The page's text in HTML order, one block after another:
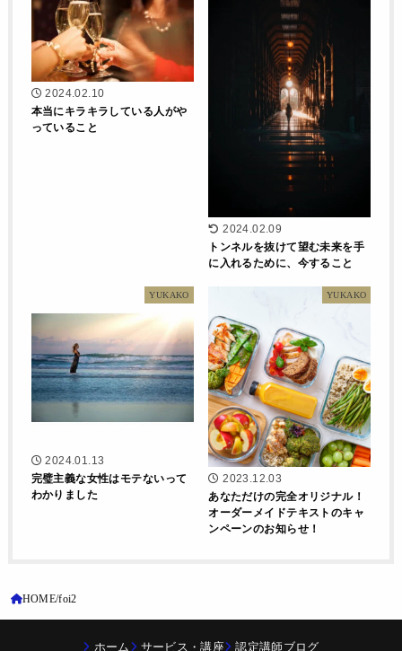
2024.02.10
本当にキラキラしている人がや
っていること
2024.02.09
トンネルを抜けて望む未来を手
に入れるために、今すること
YUKAKO
2024.01.13
完璧主義な女性はモテないって
わかりました
YUKAKO
2023.12.03
あなただけの完全オリジナル！
オーダーメイドテキストのキャ
ンペーンのお知らせ！
HOME foi2
ホーム サービス・講座 認定講師ブログ